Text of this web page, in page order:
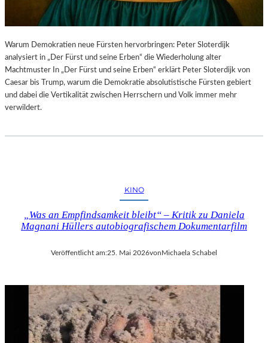
Warum Demokratien neue Fürsten hervorbringen: Peter Sloterdijk
analysiert in „Der Fürst und seine Erben“ die Wiederholung alter
Machtmuster In „Der Fürst und seine Erben“ erklärt Peter Sloterdijk von
Caesar bis Trump, warum die Demokratie absolutistische Fürsten gebiert
und dabei die Vertikalität zwischen Herrschern und Volk immer mehr
verwildert.
KINO
„Was an Empfindsamkeit bleibt“ – Kritik zu Daniela
Magnani Hüllers autobiografischem Dokumentarfilm
Veröffentlicht am:25. Mai 2026vonMichaela Schabel